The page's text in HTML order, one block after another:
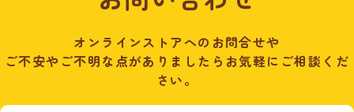
オンラインストアへのお問合せや
ご不安やご不明な点がありましたらお気軽にご相談くだ
さい。